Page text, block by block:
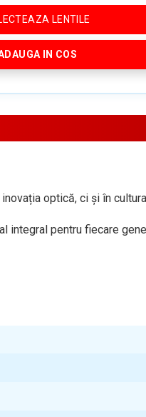
LENTILE
IN COS
optică, ci și în
integral pentru fiecare